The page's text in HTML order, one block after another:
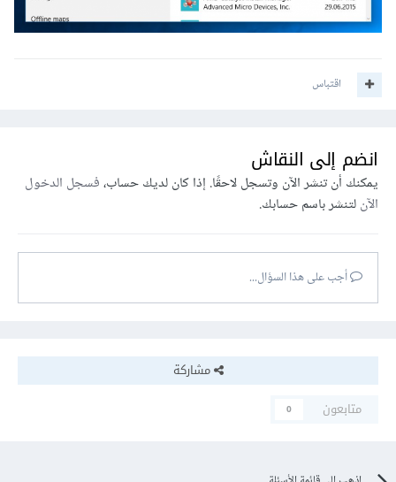
اقتباس
انضم إلى النقاش
يمكنك أن تنشر الآن وتسجل لاحقًا. إذا كان لديك حساب،فسجل الدخول
الآنلتنشر باسم حسابك.
أجب على هذا السؤال...
مشاركة
متابعون
0